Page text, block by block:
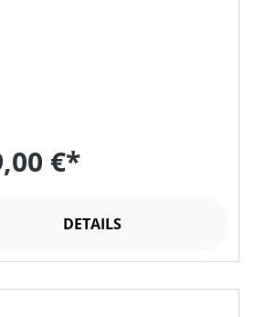
€*
DETAILS